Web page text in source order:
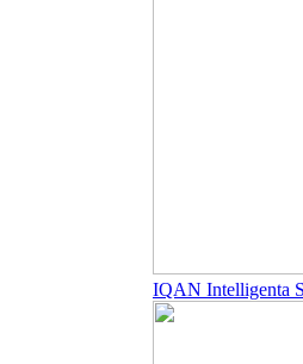
IQAN Intelligenta